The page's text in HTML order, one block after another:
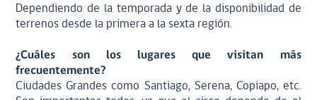
Dependiendo de la temporada y de la disponibilidad de
terrenos desde la primera a la sexta región.
¿Cuáles son los lugares que visitan más
frecuentemente?
Ciudades Grandes como Santiago, Serena, Copiapo, etc.